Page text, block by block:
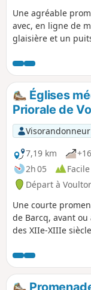
Une agréable
avec, en ligne de
glaisière et un
Églises
Priorale de
Visorandonneur
7,19 km
2h 05
Facile
Départ à
Une courte
de Barcq, avant
des XIIe-XIIIe